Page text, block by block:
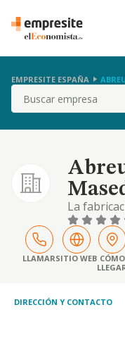
EMPRESITE ESPAÑA
Buscar
La
fiesta,
cualquier
LLAMARSITIO WEB CÓMO
DIRECCIÓN Y CONTACTO